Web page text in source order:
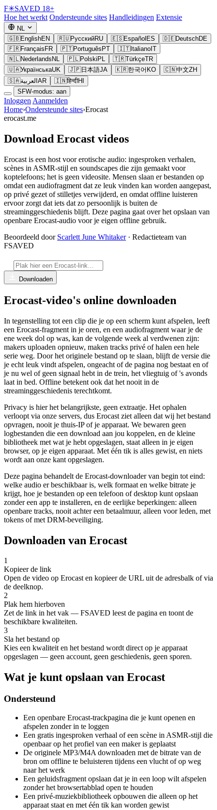
F✳SAVED 18+
Hoe het werkt Ondersteunde sites Handleidingen Extensie
NL
🇬🇧EnglishEN 🇷🇺РусскийRU 🇪🇸Español ES 🇩🇪DeutschDE
🇫🇷Français FR 🇵🇹Português PT 🇮🇹Italiano IT
🇳🇱Nederlands NL 🇵🇱Polski PL 🇹🇷TürkçeTR
🇺🇦УкраїнськаUK 🇯🇵日本語JA 🇰🇷한국어 KO 🇨🇳中文ZH
🇸🇦العربية AR 🇮🇳हिन्दीHI
SFW-modus: aan
Inloggen Aanmelden
Home›Ondersteunde sites›Erocast
erocast.me
Download Erocast videos
Erocast is een host voor erotische audio: ingesproken verhalen,
scènes in ASMR-stijl en soundscapes die zijn gemaakt voor
koptelefoons; het is geen videosite. Mensen slaan er bestanden op
omdat een audiofragment dat ze leuk vinden kan worden aangepast,
op privé gezet of stilletjes verwijderd, en omdat offline luisteren
ervoor zorgt dat iets dat zo persoonlijk is buiten de
streaminggeschiedenis blijft. Deze pagina gaat over het opslaan van
openbare Erocast-audio voor je eigen offline gebruik.
Beoordeeld door Scarlett June Whitaker· Redactieteam van
FSAVED
Downloaden
Erocast-video's online downloaden
In tegenstelling tot een clip die je op een scherm kunt afspelen, leeft
een Erocast-fragment in je oren, en een audiofragment waar je de
ene week dol op was, kan de volgende week al verdwenen zijn:
makers uploaden opnieuw, maken tracks privé of halen een hele
serie weg. Door het originele bestand op te slaan, blijft de versie die
je echt leuk vindt afspelen, ongeacht of de pagina nog bestaat en of
je nu wel of geen signaal hebt in de trein, het vliegtuig of 's avonds
laat in bed. Offline betekent ook dat het nooit in de
streaminggeschiedenis terechtkomt.
Privacy is hier het belangrijkste, geen extraatje. Het ophalen
verloopt via onze servers, dus Erocast ziet alleen dat wij het bestand
opvragen, nooit je thuis-IP of je apparaat. We bewaren geen
logbestanden die een download aan jou koppelen, en de kleine
bibliotheek met wat je hebt opgeslagen, staat alleen in je eigen
browser, op je eigen apparaat. Met één tik is alles gewist, en niets
wordt aan onze kant opgeslagen.
Deze pagina behandelt de Erocast-downloader van begin tot eind:
welke audio er beschikbaar is, welk formaat en welke bitrate je
krijgt, hoe je bestanden op een telefoon of desktop kunt opslaan
zonder een app te installeren, en de eerlijke beperkingen: alleen
openbare tracks, nooit achter een betaalmuur, alleen voor leden, met
tokens of met DRM-beveiliging.
Downloaden van Erocast
1
Kopieer de link
Open de video op Erocast en kopieer de URL uit de adresbalk of via
de deelknop.
2
Plak hem hierboven
Zet de link in het vak — FSAVED leest de pagina en toont de
beschikbare kwaliteiten.
3
Sla het bestand op
Kies een kwaliteit en het bestand wordt direct op je apparaat
opgeslagen — geen account, geen geschiedenis, geen sporen.
Wat je kunt opslaan van Erocast
Ondersteund
Een openbare Erocast-trackpagina die je kunt openen en
afspelen zonder in te loggen
Een gratis ingesproken verhaal of een scène in ASMR-stijl die
openbaar op het profiel van een maker is geplaatst
De originele MP3/M4A downloaden met de bitrate van de
bron om offline te beluisteren tijdens een vlucht of op weg
naar het werk
Een geluidsfragment opslaan dat je in een loop wilt afspelen
zonder het browsertabblad open te houden
Een privé-muziekbibliotheek opbouwen die alleen op het
apparaat staat en met één tik kan worden gewist